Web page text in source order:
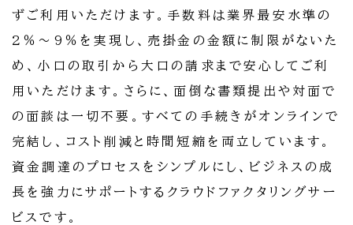
ずご利用いただけます。手数料は業界最安水準の
2％～9％を実現し、売掛金の金額に制限がないた
め、小口の取引から大口の請求まで安心してご利
用いただけます。さらに、面倒な書類提出や対面で
の面談は一切不要。すべての手続きがオンラインで
完結し、コスト削減と時間短縮を両立しています。
資金調達のプロセスをシンプルにし、ビジネスの成
長を強力にサポートするクラウドファクタリングサー
ビスです。